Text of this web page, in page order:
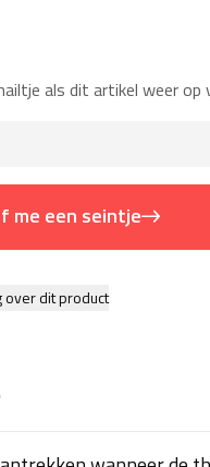
als dit artikel weer op
me een seintje
over dit product